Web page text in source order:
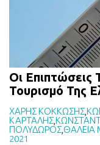
Οι Επιπτώσεις
Τουρισμό Της
ΧΑΡΗΣ ΚΟΚΚΩΣΗΣ
ΚΑΡΤΑΛΗΣ
ΠΟΛΥΔΩΡΟΣ ΘΑΛΕΙΑ
2021